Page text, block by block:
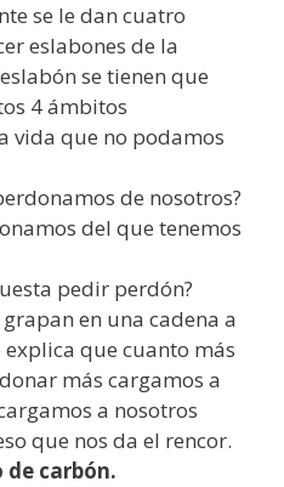
se le dan cuatro
eslabones de la
se tienen que
4 ámbitos
vida que no podamos
de nosotros?
del que tenemos
pedir perdón?
en una cadena a
explica que cuanto más
más cargamos a
a nosotros
que nos da el rencor.
de carbón.